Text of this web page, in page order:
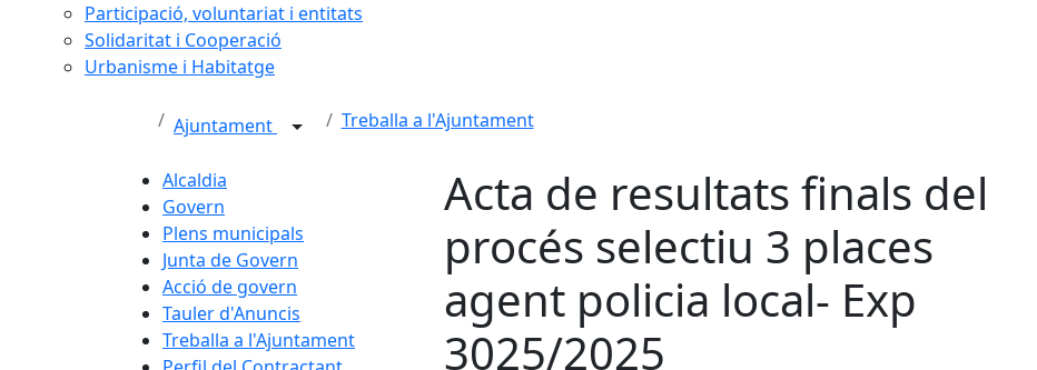
Participació, voluntariat i entitats
Solidaritat i Cooperació
Urbanisme i Habitatge
Ajuntament Treballa a l'Ajuntament
Alcaldia
Govern
Plens municipals
Junta de Govern
Acció de govern
Tauler d'Anuncis
Treballa a l'Ajuntament
Acta de resultats finals del
procés selectiu 3 places
agent policia local- Exp
3025/2025